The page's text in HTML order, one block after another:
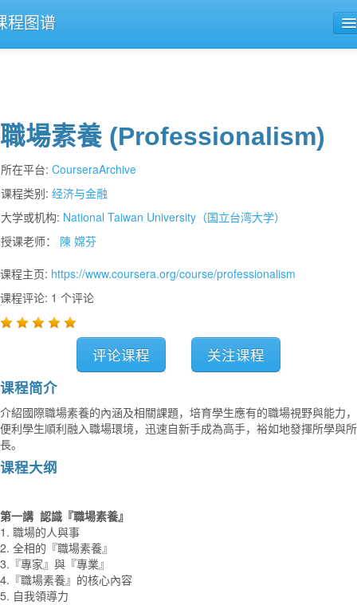
程图谱
職場素養 (Professionalism)
所在平台: CourseraArchive
课程类别: 经济与金融
大学或机构: National Taiwan University（国立台湾大学）
授课老师： 陳 嫦芬
课程主页: https://www.coursera.org/course/professionalism
课程评论: 1 个评论
评论课程 关注课程
课程简介
介紹國際職場素養的內涵及相關課題，培育學生應有的職場視野與能力，
便利學生順利融入職場環境，迅速自新手成為高手，裕如地發揮所學與所
長。
课程大纲
第一講 認識『職場素養』
1. 職場的人與事
2. 全相的『職場素養』
3.『專家』與『專業』
4.『職場素養』的核心內容
5. 自我領導力